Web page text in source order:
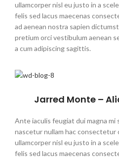
ullamcorper nisl eu justo in a
felis sed lacus maecenas
ad aenean nostra sapien
pretium orci vestibulum aenean
a cum adipiscing sagittis.
Jarred Monte –
Ante iaculis feugiat dui magna mi
nascetur nullam hac consectetur
ullamcorper nisl eu justo in a
felis sed lacus maecenas